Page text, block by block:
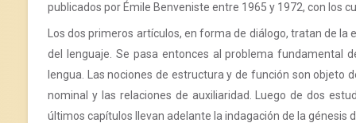
publicados por Émile Benveniste entre 1965 y 1972, con los
Los dos primeros artículos, en forma de diálogo, tratan de
del lenguaje. Se pasa entonces al problema fundamental
lengua. Las nociones de estructura y de función son objeto
nominal y las relaciones de auxiliaridad. Luego de dos
últimos capítulos llevan adelante la indagación de la